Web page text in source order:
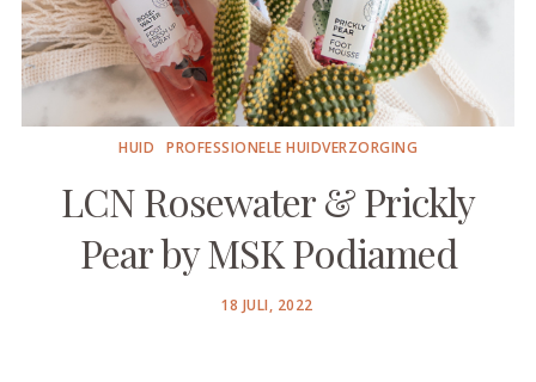
HUID PROFESSIONELE HUIDVERZORGING
LCN Rosewater & Prickly
Pear by MSK Podiamed
POSTED
18 JULI, 2022